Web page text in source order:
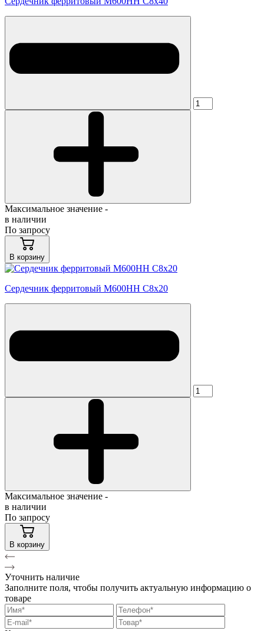
Максимальное значение -
в наличии
По запросу
В корзину
Сердечник ферритовый М600НН С8х20
Максимальное значение -
в наличии
По запросу
В корзину
Уточнить наличие
Заполните поля, чтобы получить актуальную информацию о
товаре